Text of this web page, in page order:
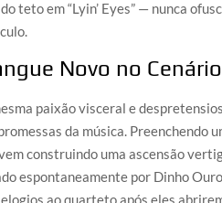
teto em “Lyin’ Eyes” — nunca
Novo no
paixão visceral e
da música. Preenchendo
construindo uma ascensão
espontaneamente por Dinho
ao quarteto após eles